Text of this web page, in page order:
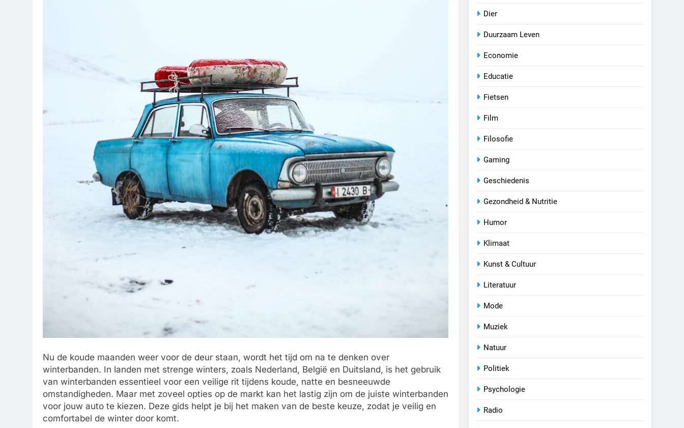
Nu de koude maanden weer voor de deur staan, wordt het tijd om na te denken over
winterbanden. In landen met strenge winters, zoals Nederland, België en Duitsland, is het gebruik
van winterbanden essentieel voor een veilige rit tijdens koude, natte en besneeuwde
omstandigheden. Maar met zoveel opties op de markt kan het lastig zijn om de juiste winterbanden
voor jouw auto te kiezen. Deze gids helpt je bij het maken van de beste keuze, zodat je veilig en
comfortabel de winter door komt.
Dier
Duurzaam Leven
Economie
Educatie
Fietsen
Film
Filosofie
Gaming
Geschiedenis
Gezondheid & Nutritie
Humor
Klimaat
Kunst & Cultuur
Literatuur
Mode
Muziek
Natuur
Politiek
Psychologie
Radio